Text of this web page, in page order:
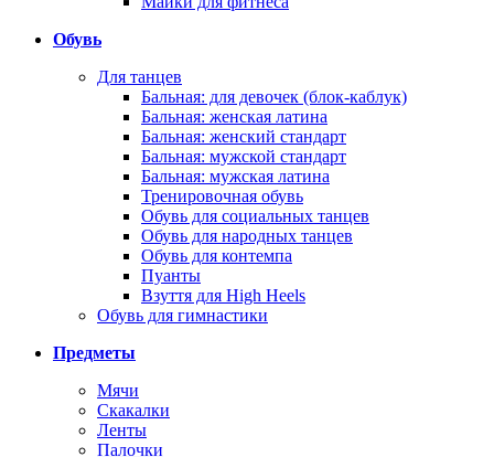
Обувь
Для танцев
Бальная: для девочек (блок-каблук)
Бальная: женская латина
Бальная: женский стандарт
Бальная: мужской стандарт
Бальная: мужская латина
Тренировочная обувь
Обувь для социальных танцев
Обувь для народных танцев
Обувь для контемпа
Пуанты
Взуття для High Heels
Обувь для гимнастики
Предметы
Мячи
Скакалки
Ленты
Палочки